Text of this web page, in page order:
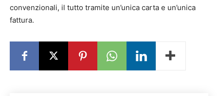
convenzionali, il tutto tramite un’unica carta e un’unica
fattura.